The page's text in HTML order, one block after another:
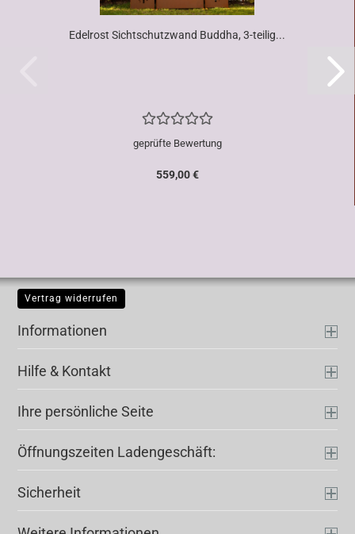
Edelrost Sichtschutzwand Buddha, 3-teilig...
geprüfte Bewertung
559,00 €
Vertrag widerrufen
Informationen
Hilfe & Kontakt
Ihre persönliche Seite
Öffnungszeiten Ladengeschäft:
Sicherheit